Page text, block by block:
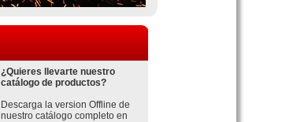
¿Quieres llevarte nuestro
catálogo de productos?
Descarga la version Offline de
nuestro catálogo completo en